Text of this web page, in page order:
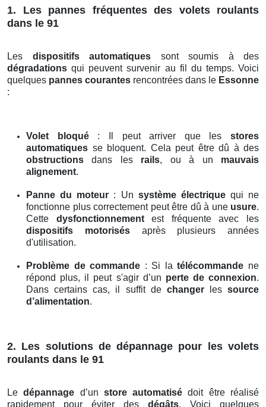
1. Les pannes fréquentes des volets roulants
dans le 91
Les dispositifs automatiques sont soumis à des
dégradations qui peuvent survenir au fil du temps. Voici
quelques pannes courantes rencontrées dans le Essonne
:
Volet bloqué: Il peut arriver que les stores
automatiques se bloquent. Cela peut être dû à des
obstructions dans les rails, ou à un mauvais
alignement.
Panne du moteur : Un système électriquequi ne
fonctionne plus correctement peut être dû à une usure.
Cette dysfonctionnementest fréquente avec les
dispositifs motorisésaprès plusieurs années
d'utilisation.
Problème de commande : Si latélécommande ne
répond plus, il peut s'agir d’un perte de connexion.
Dans certains cas, il suffit de changerles source
d’alimentation.
2. Les solutions de dépannage pour les volets
roulants dans le 91
Ledépannage d’un store automatisé doit être réalisé
rapidement pour éviter des dégâts. Voici quelques